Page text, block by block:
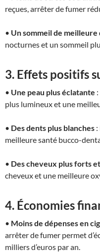
reçues, arrêter de fumer
• Un sommeil de meilleure
nocturnes et un sommeil
3. Effets positifs
• Une peau plus éclatante
plus lumineux et une
• Des dents plus blanches
meilleure santé bucco-
• Des cheveux plus forts
cheveux et une meilleure
4. Économies
• Moins de dépenses en
arrêter de fumer permet
milliers d’euros par an.